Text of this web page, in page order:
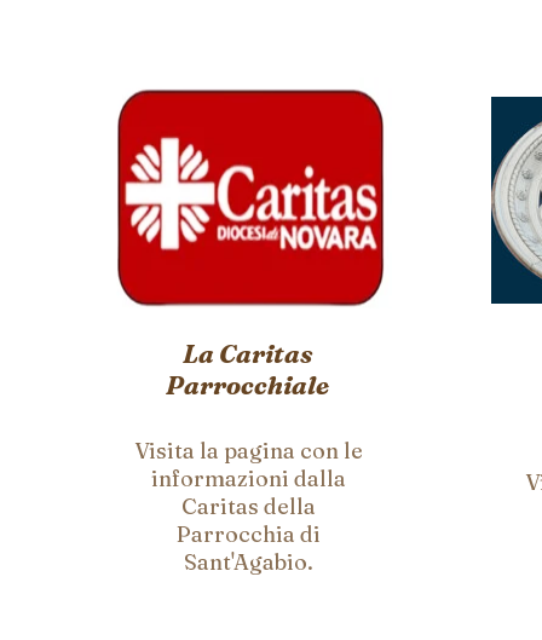
La Caritas
Parrocchiale
Visita la pagina con le
informazioni dalla
Caritas della
Parrocchia di
Sant'Agabio.